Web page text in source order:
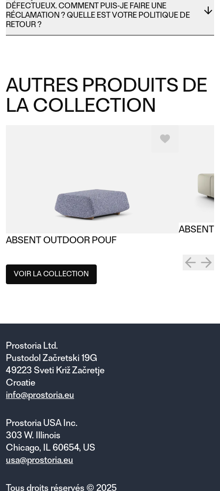
DÉFECTUEUX. COMMENT PUIS-JE FAIRE UNE
RÉCLAMATION ? QUELLE EST VOTRE POLITIQUE DE
RETOUR ?
AUTRES PRODUITS DE
LA COLLECTION
ABSENT OUTDOOR POUF
ABSENT
VOIR LA COLLECTION
Prostoria Ltd.
Pustodol Začretski 19G
49223 Sveti Križ Začretje
Croatie
info@prostoria.eu
Prostoria USA Inc.
303 W. Illinois
Chicago, IL 60654, US
usa@prostoria.eu
Tous droits réservés © 2025